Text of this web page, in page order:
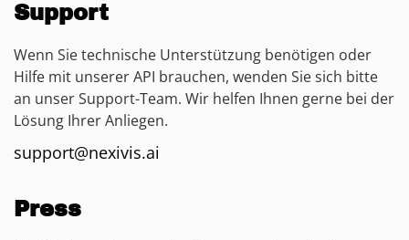
Support
Wenn Sie technische Unterstützung benötigen oder
Hilfe mit unserer API brauchen, wenden Sie sich bitte
an unser Support-Team. Wir helfen Ihnen gerne bei der
Lösung Ihrer Anliegen.
support@nexivis.ai
Press